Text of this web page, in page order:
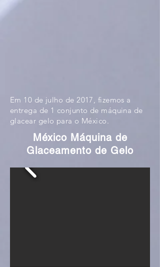
Em 10 de julho de 2017, fizemos a
entrega de 1 conjunto de máquina de
glacear gelo para o México.
México Máquina de
Glaceamento de Gelo